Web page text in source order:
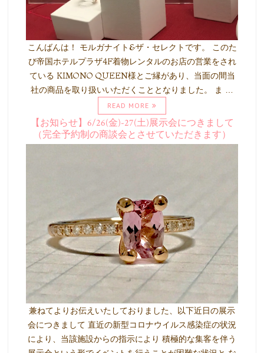
こんばんは！ モルガナイト&ザ・セレクトです。 このた
び帝国ホテルプラザ4F着物レンタルのお店の営業をされ
ている KIMONO QUEEN様とご縁があり、当面の間当
社の商品を取り扱いいただくこととなりました。 ま …
READ MORE
【お知らせ】6/26(金)-27(土)展示会につきまして
（完全予約制の商談会とさせていただきます）
兼ねてよりお伝えいたしておりました、以下近日の展示
会につきまして 直近の新型コロナウイルス感染症の状況
により、当該施設からの指示により 積極的な集客を伴う